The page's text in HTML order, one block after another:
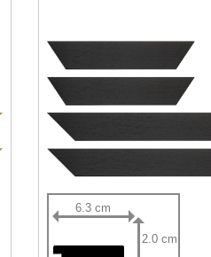
6.3 cm
2.0 cm